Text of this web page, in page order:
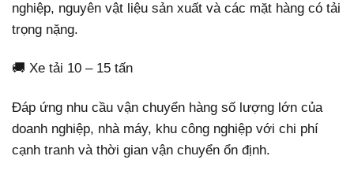
nghiệp, nguyên vật liệu sản xuất và các mặt hàng có tải
trọng nặng.
🚚 Xe tải 10 – 15 tấn
Đáp ứng nhu cầu vận chuyển hàng số lượng lớn của
doanh nghiệp, nhà máy, khu công nghiệp với chi phí
cạnh tranh và thời gian vận chuyển ổn định.